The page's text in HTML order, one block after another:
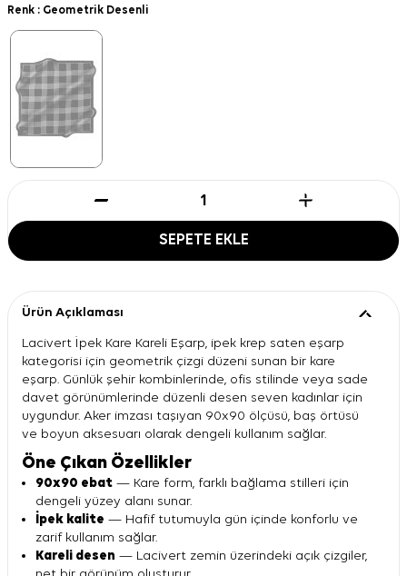
Renk : Geometrik Desenli
SEPETE EKLE
Ürün Açıklaması
Lacivert İpek Kare Kareli Eşarp, ipek krep saten eşarp
kategorisi için geometrik çizgi düzeni sunan bir kare
eşarp. Günlük şehir kombinlerinde, ofis stilinde veya sade
davet görünümlerinde düzenli desen seven kadınlar için
uygundur. Aker imzası taşıyan 90x90 ölçüsü, baş örtüsü
ve boyun aksesuarı olarak dengeli kullanım sağlar.
Öne Çıkan Özellikler
90x90 ebat — Kare form, farklı bağlama stilleri için
dengeli yüzey alanı sunar.
İpek kalite — Hafif tutumuyla gün içinde konforlu ve
zarif kullanım sağlar.
Kareli desen — Lacivert zemin üzerindeki açık çizgiler,